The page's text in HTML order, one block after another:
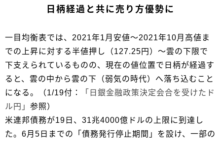
日柄経過と共に売り方優勢に
一目均衡表では、2021年1月安値～2021年10月高値ま
での上昇に対する半値押し（127.25円）～雲の下限で
下支えられているものの、現在の値位置で日柄が経過す
ると、雲の中から雲の下（弱気の時代）へ落ち込むこと
になる。（1/19付：
「日銀金融政策決定会合を受けたド
ル円」 参照）
米連邦債務が19日、31兆4000億ドルの上限に到達し
た。6月5日までの「債務発行停止期間」を設け、一部の